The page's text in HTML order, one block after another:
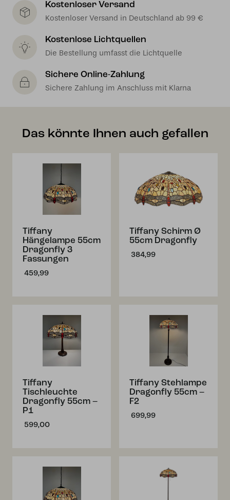
Kostenloser Versand
Kostenloser Versand in Deutschland ab 99 €
Kostenlose Lichtquellen
Die Bestellung umfasst die Lichtquelle
Sichere Online-Zahlung
Sichere Zahlung im Anschluss mit Klarna
Das könnte Ihnen auch gefallen
Tiffany
Hängelampe 55cm
Dragonfly 3
Fassungen
459,99
Tiffany Schirm Ø
55cm Dragonfly
384,99
Tiffany
Tischleuchte
Dragonfly 55cm –
P1
599,00
Tiffany Stehlampe
Dragonfly 55cm –
F2
699,99